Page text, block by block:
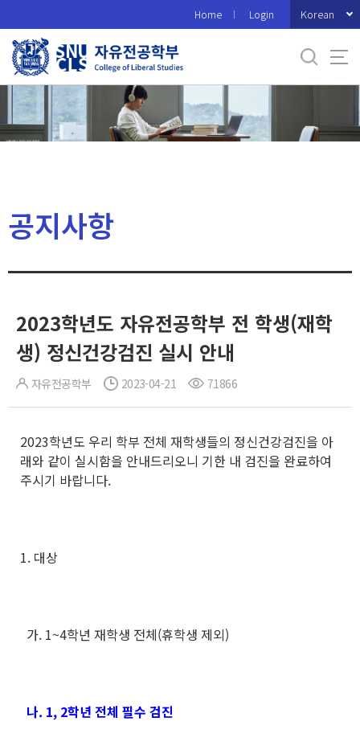
로
메
Home Login Korean
공지사항
2023학년도 자유전공학부 전 학생(재학
생) 정신건강검진 실시 안내
자유전공학부 2023-04-21 71866
2023학년도 우리 학부 전체 재학생들의 정신건강검진을 아
래와 같이 실시함을 안내드리오니 기한 내 검진을 완료하여
주시기 바랍니다.
1. 대상
가. 1~4학년 재학생 전체(휴학생 제외)
나. 1, 2학년 전체 필수 검진